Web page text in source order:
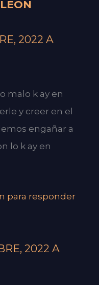
2022 A
malo k ay en
y creer en el
engañar a
lo k ay en
para responder
2022 A